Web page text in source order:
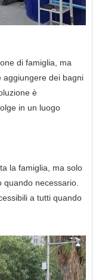
di famiglia, ma
aggiungere dei bagni
è
in un luogo
la famiglia, ma solo
necessario.
a tutti quando